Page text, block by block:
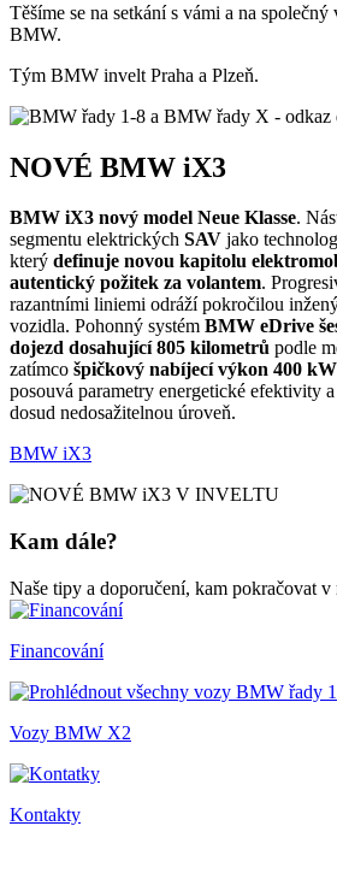
Těšíme se na setkání s vámi a na
BMW.
Tým BMW invelt Praha a Plzeň.
NOVÉ BMW iX3
BMW iX3 nový model Neue Klasse.
segmentu elektrických SAV jako
který definuje novou kapitolu
autentický požitek za volantem.
razantními liniemi odráží pokročilou
vozidla. Pohonný systém BMW eDrive
dojezd dosahující 805 kilometrů podle
zatímco špičkový nabíjecí výkon 400 kW
posouvá parametry energetické efektivity
dosud nedosažitelnou úroveň.
BMW iX3
Kam dále?
Naše tipy a doporučení, kam pokračovat
Financování
Vozy BMW X2
Kontakty